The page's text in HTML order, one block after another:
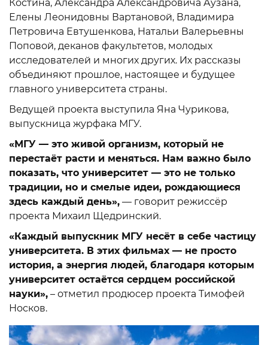
Костина, Александра Александровича Аузана,
Елены Леонидовны Вартановой, Владимира
Петровича Евтушенкова, Натальи Валерьевны
Поповой, деканов факультетов, молодых
исследователей и многих других. Их рассказы
объединяют прошлое, настоящее и будущее
главного университета страны.
Ведущей проекта выступила Яна Чурикова,
выпускница журфака МГУ.
«МГУ — это живой организм, который не
перестаёт расти и меняться. Нам важно было
показать, что университет — это не только
традиции, но и смелые идеи, рождающиеся
здесь каждый день», — говорит режиссёр
проекта Михаил Щедринский.
«Каждый выпускник МГУ несёт в себе частицу
университета. В этих фильмах — не просто
история, а энергия людей, благодаря которым
университет остаётся сердцем российской
науки», – отметил продюсер проекта Тимофей
Носков.